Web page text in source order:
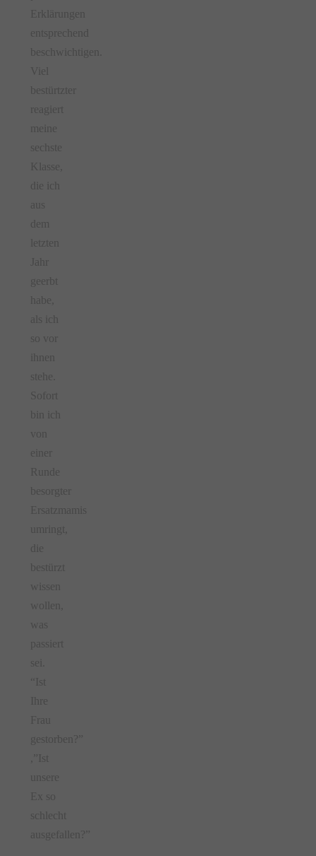
Erklärungen
entsprechend
beschwichtigen.
Viel
bestürtzter
reagiert
meine
sechste
Klasse,
die ich
aus
dem
letzten
Jahr
geerbt
habe,
als ich
so vor
ihnen
stehe.
Sofort
bin ich
von
einer
Runde
besorgter
Ersatzmamis
umringt,
die
bestürzt
wissen
wollen,
was
passiert
sei.
“Ist
Ihre
Frau
gestorben?”
,”Ist
unsere
Ex so
schlecht
ausgefallen?”